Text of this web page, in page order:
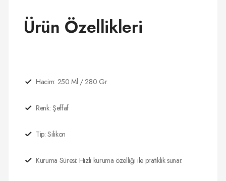
Ürün Özellikleri
Hacim: 250 Ml / 280 Gr
Renk: Şeffaf
Tip: Silikon
Kuruma Süresi: Hızlı kuruma özelliği ile pratiklik sunar.